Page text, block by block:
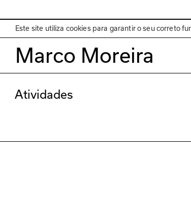
EN Programa
Este site utiliza cookies para garantir o seu correto
Marco Moreira
Atividades